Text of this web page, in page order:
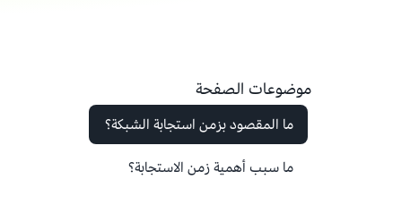
موضوعات الصفحة
ما المقصود بزمن استجابة الشبكة؟
ما سبب أهمية زمن الاستجابة؟